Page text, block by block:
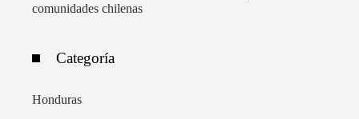
comunidades chilenas
Categoría
Honduras